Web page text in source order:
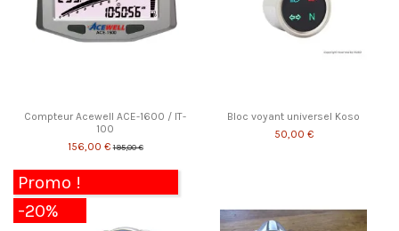
Compteur Acewell ACE-1600 / IT-
100
156,00 €195,00 €
Bloc voyant universel Koso
50,00 €
Promo !
-20%